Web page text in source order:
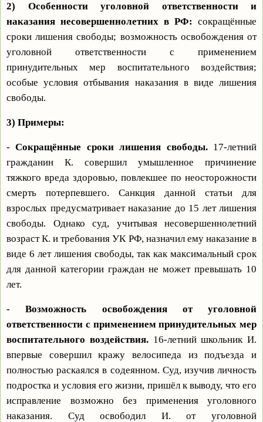
2) Особенности уголовной ответственности и
наказания несовершеннолетних в РФ: сокращённые
сроки лишения свободы; возможность освобождения от
уголовной ответственности с применением
принудительных мер воспитательного воздействия;
особые условия отбывания наказания в виде лишения
свободы.
3) Примеры:
- Сокращённые сроки лишения свободы.17-летний
гражданин К. совершил умышленное причинение
тяжкого вреда здоровью, повлекшее по неосторожности
смерть потерпевшего. Санкция данной статьи для
взрослых предусматривает наказание до 15 лет лишения
свободы. Однако суд, учитывая несовершеннолетний
возраст К. и требования УК РФ, назначил ему наказание в
виде 6 лет лишения свободы, так как максимальный срок
для данной категории граждан не может превышать 10
лет.
- Возможность освобождения от уголовной
ответственности с применением принудительных мер
воспитательного воздействия. 16-летний школьник И.
впервые совершил кражу велосипеда из подъезда и
полностью раскаялся в содеянном. Суд, изучив личность
подростка и условия его жизни, пришёл к выводу, что его
исправление возможно без применения уголовного
наказания. Суд освободил И. от уголовной